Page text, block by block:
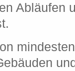
Abläufen